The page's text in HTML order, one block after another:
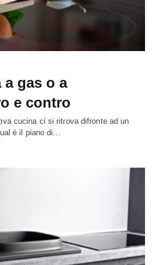
gas o a
e contro
cucina ci si ritrova difronte ad un
è il piano di…